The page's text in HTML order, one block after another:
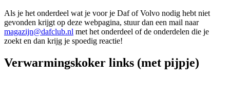
Als je het onderdeel wat je voor je Daf of Volvo nodig hebt niet
gevonden krijgt op deze webpagina, stuur dan een mail naar
magazijn@dafclub.nl met het onderdeel of de onderdelen die je
zoekt en dan krijg je spoedig reactie!
Verwarmingskoker links (met pijpje)